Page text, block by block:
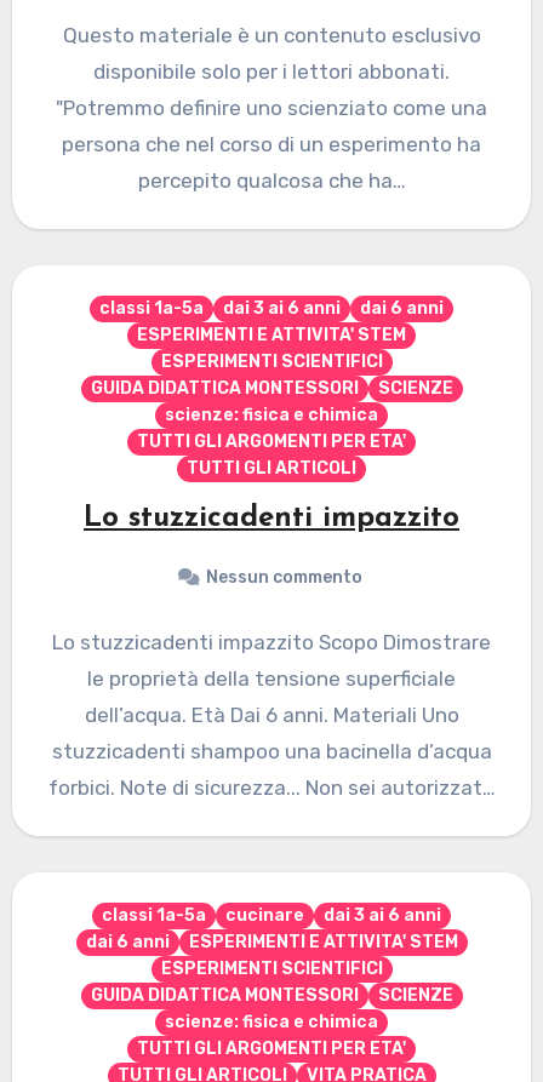
Questo materiale è un contenuto esclusivo
disponibile solo per i lettori abbonati.
"Potremmo definire uno scienziato come una
persona che nel corso di un esperimento ha
percepito qualcosa che ha…
classi 1a-5a dai 3 ai 6 anni
dai 6 anni
ESPERIMENTI E ATTIVITA' STEM
ESPERIMENTI SCIENTIFICI
GUIDA DIDATTICA MONTESSORI
SCIENZE
scienze: fisica e chimica
TUTTI GLI ARGOMENTI PER ETA'
TUTTI GLI ARTICOLI
Lo stuzzicadenti impazzito
Nessun commento
Lo stuzzicadenti impazzito Scopo Dimostrare
le proprietà della tensione superficiale
dell’acqua. Età Dai 6 anni. Materiali Uno
stuzzicadenti shampoo una bacinella d’acqua
forbici. Note di sicurezza... Non sei autorizzato
classi 1a-5a cucinare
dai 3 ai 6 anni
dai 6 anni
ESPERIMENTI E ATTIVITA' STEM
ESPERIMENTI SCIENTIFICI
GUIDA DIDATTICA MONTESSORI
SCIENZE
scienze: fisica e chimica
TUTTI GLI ARGOMENTI PER ETA'
TUTTI GLI ARTICOLI
VITA PRATICA